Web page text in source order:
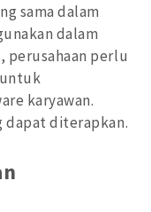
sama dalam
dalam
perusahaan perlu
karyawan.
dapat diterapkan.